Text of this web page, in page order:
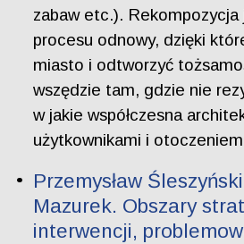
zabaw etc.).
procesu odnowy, dzięki
miasto i odtworzyć
wszędzie tam, gdzie nie
w jakie współczesna
użytkownikami i
Przemysław
Mazurek. Obszary
interwencji,